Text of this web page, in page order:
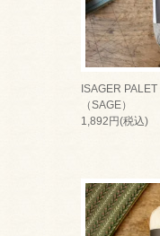
ISAGER PALET
（SAGE）
1,892円(税込)